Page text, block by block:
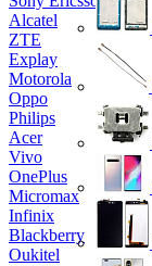
Alcatel
ZTE
Explay
Motorola
Oppo
Philips
Acer
Vivo
OnePlus
Micromax
Infinix
Blackberry
Oukitel